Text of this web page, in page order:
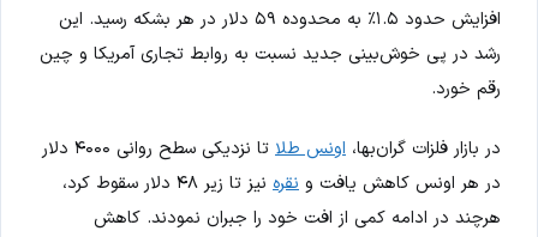
افزایش حدود ۱.۵٪ به محدوده ۵۹ دلار در هر بشکه رسید. این
رشد در پی خوش‌بینی جدید نسبت به روابط تجاری آمریکا و چین
رقم خورد.
در بازار فلزات گران‌بها، اونس طلا
تا نزدیکی سطح روانی ۴۰۰۰ دلار
در هر اونس کاهش یافت و نقره
نیز تا زیر ۴۸ دلار سقوط کرد،
هرچند در ادامه کمی از افت خود را جبران نمودند. کاهش